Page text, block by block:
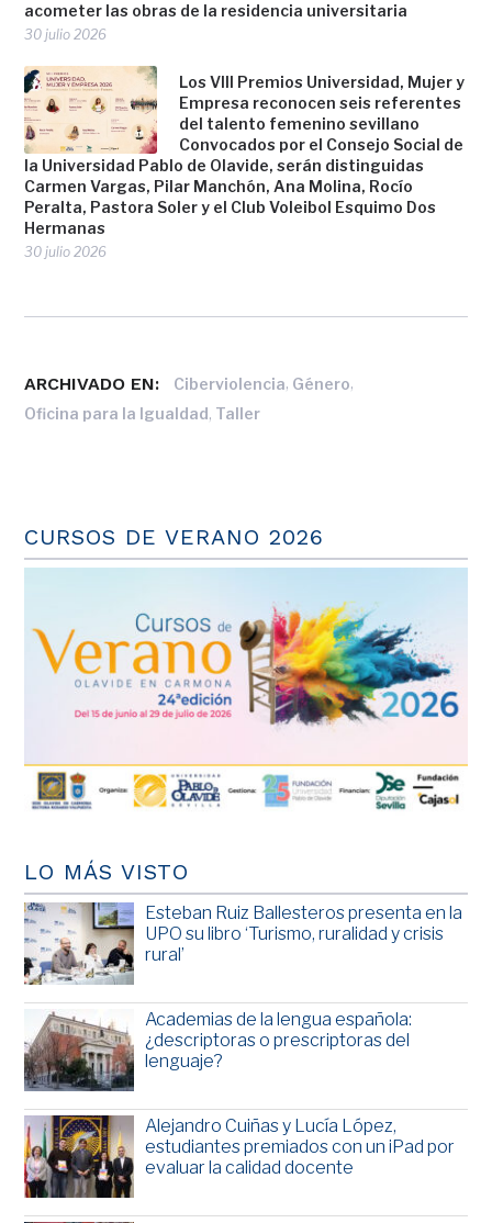
acometer las obras de la residencia universitaria
30 julio 2026
Los VIII Premios Universidad, Mujer y
Empresa reconocen seis referentes
del talento femenino sevillano
Convocados por el Consejo Social de
la Universidad Pablo de Olavide, serán distinguidas
Carmen Vargas, Pilar Manchón, Ana Molina, Rocío
Peralta, Pastora Soler y el Club Voleibol Esquimo Dos
Hermanas
30 julio 2026
ARCHIVADO EN: Ciberviolencia, Género,
Oficina para la Igualdad, Taller
CURSOS DE VERANO 2026
LO MÁS VISTO
Esteban Ruiz Ballesteros presenta en la
UPO su libro ‘Turismo, ruralidad y crisis
rural’
Academias de la lengua española:
¿descriptoras o prescriptoras del
lenguaje?
Alejandro Cuiñas y Lucía López,
estudiantes premiados con un iPad por
evaluar la calidad docente